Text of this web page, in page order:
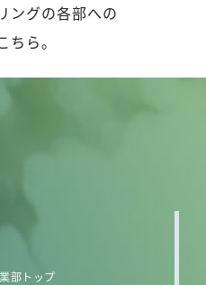
ングの各部への
ら。
部トップ